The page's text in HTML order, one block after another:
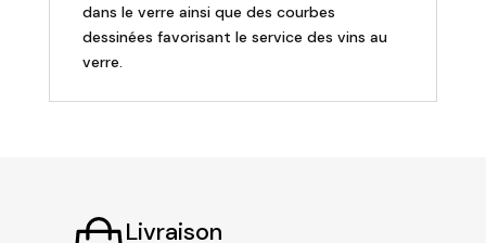
dans le verre ainsi que des courbes
dessinées favorisant le service des vins au
verre.
Livraison